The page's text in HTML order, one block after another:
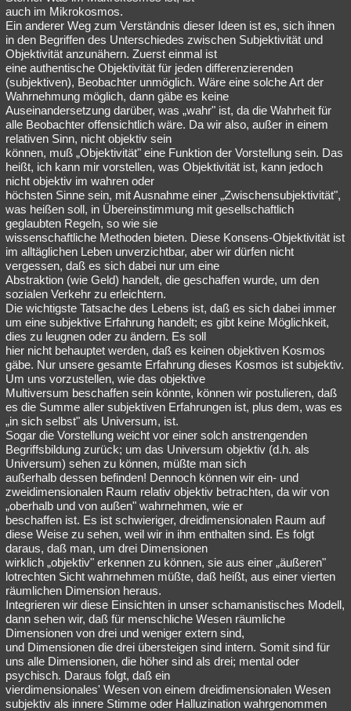
auch im Mikrokosmos.
Ein anderer Weg zum Verständnis dieser Ideen ist es, sich ihnen
in den Begriffen des Unterschiedes zwischen Subjektivität und
Objektivität anzunähern. Zuerst einmal ist
eine authentische Objektivität für jeden differenzierenden
(subjektiven), Beobachter unmöglich. Wäre eine solche Art der
Wahrnehmung möglich, dann gäbe es keine
Auseinandersetzung darüber, was „wahr" ist, da die Wahrheit für
alle Beobachter offensichtlich wäre. Da wir also, außer in einem
relativen Sinn, nicht objektiv sein
können, muß „Objektivität" eine Funktion der Vorstellung sein. Das
heißt, ich kann mir vorstellen, was Objektivität ist, kann jedoch
nicht objektiv im wahren oder
höchsten Sinne sein, mit Ausnahme einer „Zwischensubjektivität",
was heißen soll, in Übereinstimmung mit gesellschaftlich
geglaubten Regeln, so wie sie
wissenschaftliche Methoden bieten. Diese Konsens-Objektivität ist
im alltäglichen Leben unverzichtbar, aber wir dürfen nicht
vergessen, daß es sich dabei nur um eine
Abstraktion (wie Geld) handelt, die geschaffen wurde, um den
sozialen Verkehr zu erleichtern.
Die wichtigste Tatsache des Lebens ist, daß es sich dabei immer
um eine subjektive Erfahrung handelt; es gibt keine Möglichkeit,
dies zu leugnen oder zu ändern. Es soll
hier nicht behauptet werden, daß es keinen objektiven Kosmos
gäbe. Nur unsere gesamte Erfahrung dieses Kosmos ist subjektiv.
Um uns vorzustellen, wie das objektive
Multiversum beschaffen sein könnte, können wir postulieren, daß
es die Summe aller subjektiven Erfahrungen ist, plus dem, was es
„in sich selbst" als Universum, ist.
Sogar die Vorstellung weicht vor einer solch anstrengenden
Begriffsbildung zurück; um das Universum objektiv (d.h. als
Universum) sehen zu können, müßte man sich
außerhalb dessen befinden! Dennoch können wir ein- und
zweidimensionalen Raum relativ objektiv betrachten, da wir von
„oberhalb und von außen" wahrnehmen, wie er
beschaffen ist. Es ist schwieriger, dreidimensionalen Raum auf
diese Weise zu sehen, weil wir in ihm enthalten sind. Es folgt
daraus, daß man, um drei Dimensionen
wirklich „objektiv" erkennen zu können, sie aus einer „äußeren"
lotrechten Sicht wahrnehmen müßte, daß heißt, aus einer vierten
räumlichen Dimension heraus.
Integrieren wir diese Einsichten in unser schamanistisches Modell,
dann sehen wir, daß für menschliche Wesen räumliche
Dimensionen von drei und weniger extern sind,
und Dimensionen die drei übersteigen sind intern. Somit sind für
uns alle Dimensionen, die höher sind als drei; mental oder
psychisch. Daraus folgt, daß ein
vierdimensionales' Wesen von einem dreidimensionalen Wesen
subjektiv als innere Stimme oder Halluzination wahrgenommen